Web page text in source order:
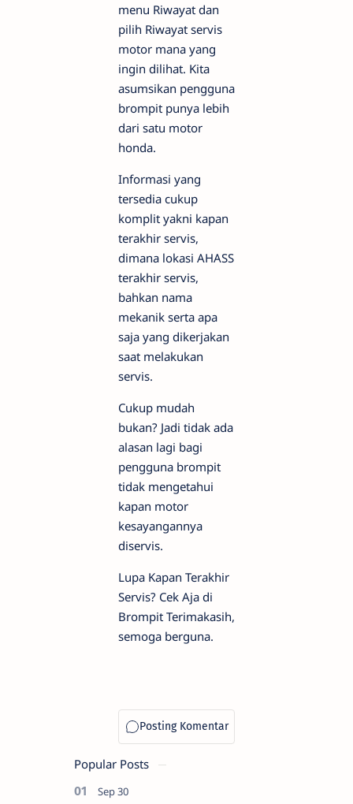
menu Riwayat dan
pilih Riwayat servis
motor mana yang
ingin dilihat. Kita
asumsikan pengguna
brompit punya lebih
dari satu motor
honda.
Informasi yang
tersedia cukup
komplit yakni kapan
terakhir servis,
dimana lokasi AHASS
terakhir servis,
bahkan nama
mekanik serta apa
saja yang dikerjakan
saat melakukan
servis.
Cukup mudah
bukan? Jadi tidak ada
alasan lagi bagi
pengguna brompit
tidak mengetahui
kapan motor
kesayangannya
diservis.
Lupa Kapan Terakhir
Servis? Cek Aja di
Brompit Terimakasih,
semoga berguna.
Popular Posts